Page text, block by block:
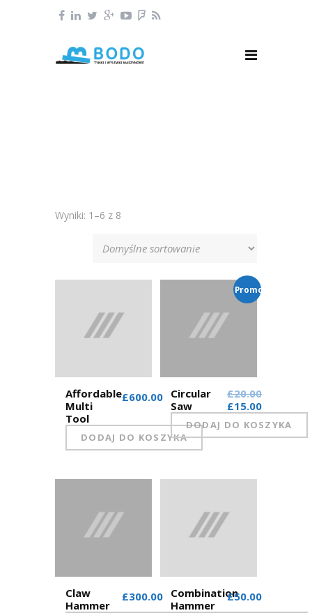
Wyniki: 1–6 z 8
Affordable
Multi
Tool
£600.00
DODAJ DO KOSZYKA
Promocja!
Circular
Saw
£20.00
£15.00
DODAJ DO KOSZYKA
Claw
Hammer
£300.00 Combination
Hammer
£50.00